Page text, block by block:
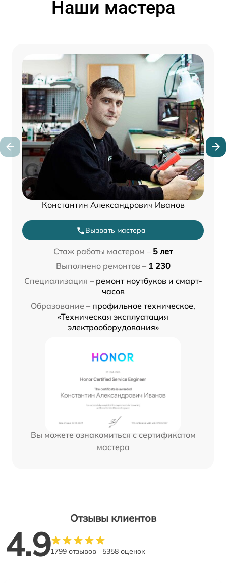
Наши мастера
Константин Александрович Иванов
Вызвать мастера
Стаж работы мастером – 5 лет
Выполнено ремонтов – 1 230
Специализация – ремонт ноутбуков и смарт-
часов
Образование – профильное техническое,
«Техническая эксплуатация
электрооборудования»
Вы можете ознакомиться с сертификатом
мастера
Отзывы клиентов
4.91799 отзывов 5358 оценок